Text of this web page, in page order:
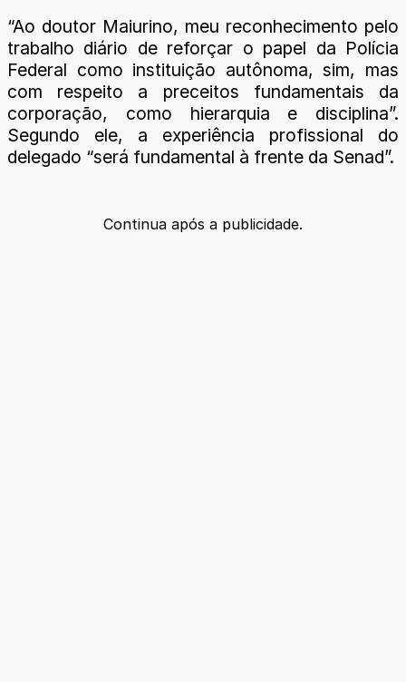
“Ao doutor Maiurino, meu reconhecimento pelo
trabalho diário de reforçar o papel da Polícia
Federal como instituição autônoma, sim, mas
com respeito a preceitos fundamentais da
corporação, como hierarquia e disciplina”.
Segundo ele, a experiência profissional do
delegado “será fundamental à frente da Senad”.
Continua após a publicidade.